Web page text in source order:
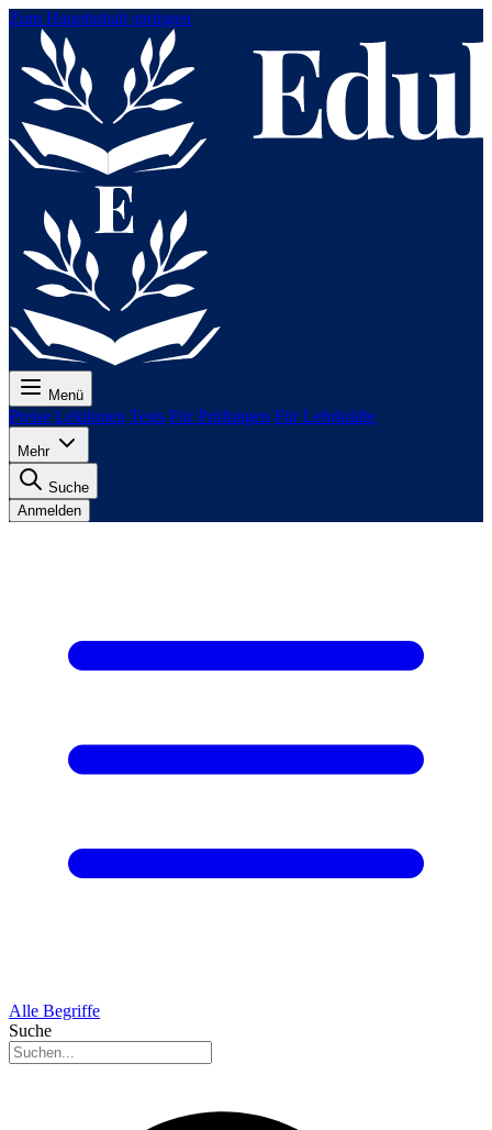
Zum Hauptinhalt springen
Menü
Preise Lektionen Tests Für Prüfungen Für Lehrkräfte
Mehr
Suche
Anmelden
Alle Begriffe
Suche